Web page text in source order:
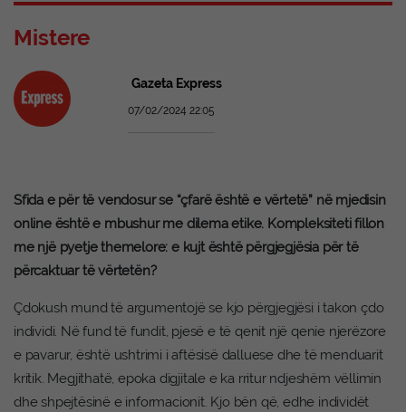
Mistere
Gazeta Express
07/02/2024 22:05
Sfida e për të vendosur se “çfarë është e vërtetë” në mjedisin
online është e mbushur me dilema etike. Kompleksiteti fillon
me një pyetje themelore: e kujt është përgjegjësia për të
përcaktuar të vërtetën?
Çdokush mund të argumentojë se kjo përgjegjësi i takon çdo
individi. Në fund të fundit, pjesë e të qenit një qenie njerëzore
e pavarur, është ushtrimi i aftësisë dalluese dhe të menduarit
kritik. Megjithatë, epoka digjitale e ka rritur ndjeshëm vëllimin
dhe shpejtësinë e informacionit. Kjo bën që, edhe individët